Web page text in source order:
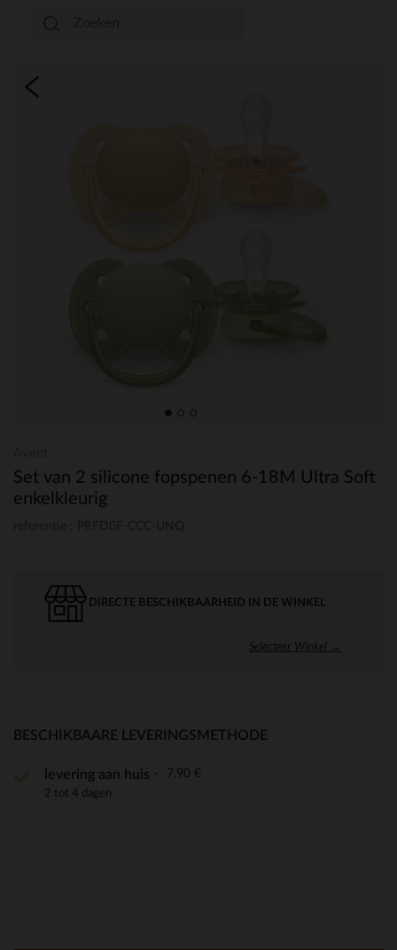
Set van 2 silicone fopspenen 6-18M Ultra Soft
enkelkleurig
DIRECTE BESCHIKBAARHEID IN DE WINKEL
Selecteer Winkel →
BESCHIKBAARE LEVERINGSMETHODE
levering aan huis 7,90 €
2 tot 4 dagen